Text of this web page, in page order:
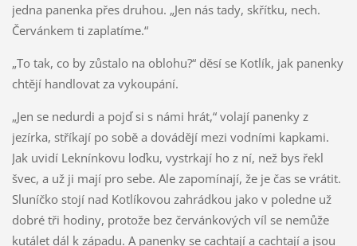
jedna panenka přes druhou. „Jen nás tady, skřítku, nech.
Červánkem ti zaplatíme.“
„To tak, co by zůstalo na oblohu?“ děsí se Kotlík, jak panenky
chtějí handlovat za vykoupání.
„Jen se nedurdi a pojď si s námi hrát,“ volají panenky z
jezírka, stříkají po sobě a dovádějí mezi vodními kapkami.
Jak uvidí Leknínkovu loďku, vystrkají ho z ní, než bys řekl
švec, a už ji mají pro sebe. Ale zapomínají, že je čas se vrátit.
Sluníčko stojí nad Kotlíkovou zahrádkou jako v poledne už
dobré tři hodiny, protože bez červánkových víl se nemůže
kutálet dál k západu. A panenky se cachtají a cachtají a jsou